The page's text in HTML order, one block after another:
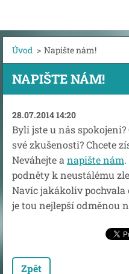
Úvod > Napište nám!
NAPIŠTE NÁM!
28.07.2014 14:20
Byli jste u nás
své zkušenosti? Chcete
Neváhejte a napište nám
podněty k neustálému
Navíc jakákoliv pochvala
je tou nejlepší odměnou
Zpět